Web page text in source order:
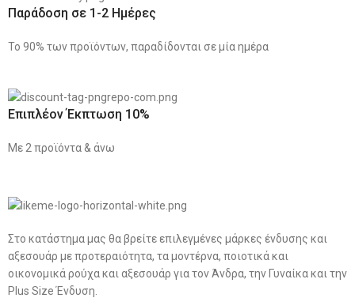
Παράδοση σε 1-2 Ημέρες
Το 90% των προϊόντων, παραδίδονται σε μία ημέρα
Επιπλέον Έκπτωση 10%
Με 2 προϊόντα & άνω
Στο κατάστημα μας θα βρείτε επιλεγμένες μάρκες ένδυσης και
αξεσουάρ με προτεραιότητα, τα μοντέρνα, ποιοτικά και
οικονομικά ρούχα και αξεσουάρ για τον Άνδρα, την Γυναίκα και την
Plus Size Ένδυση.